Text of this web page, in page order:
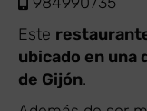
Este
ubicado en una
de Gijón.